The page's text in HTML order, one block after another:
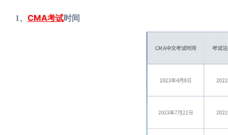
1、 CMA考试时间